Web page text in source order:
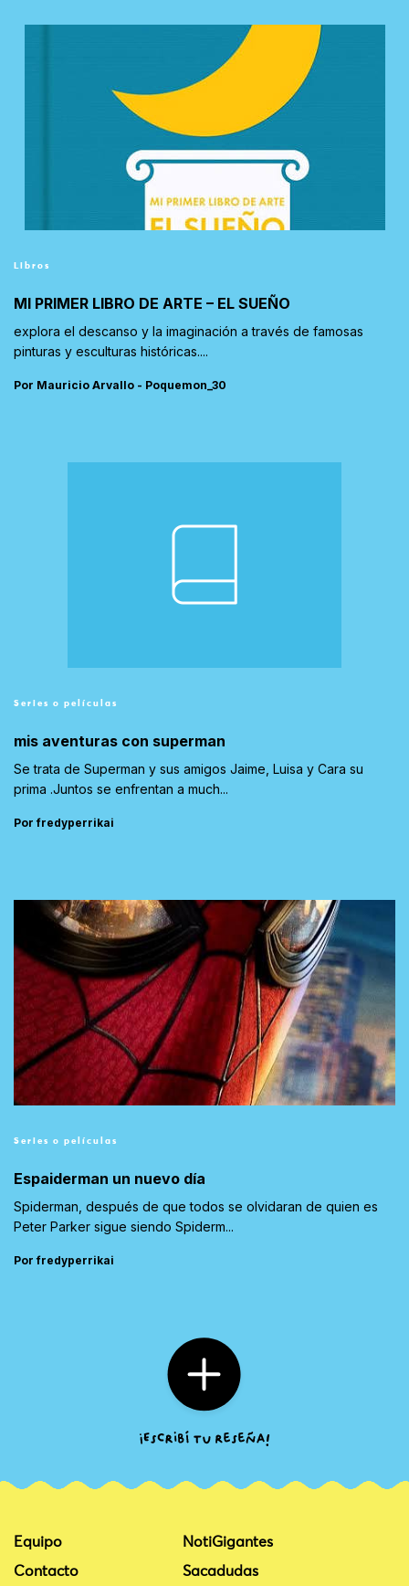
Libros
MI PRIMER LIBRO DE ARTE – EL SUEÑO
explora el descanso y la imaginación a través de famosas
pinturas y esculturas históricas....
Por Mauricio Arvallo - Poquemon_30
Series o películas
mis aventuras con superman
Se trata de Superman y sus amigos Jaime, Luisa y Cara su
prima .Juntos se enfrentan a much...
Por fredyperrikai
Series o películas
Espaiderman un nuevo día
Spiderman, después de que todos se olvidaran de quien es
Peter Parker sigue siendo Spiderm...
Por fredyperrikai
Equipo
Contacto
NotiGigantes
Sacadudas